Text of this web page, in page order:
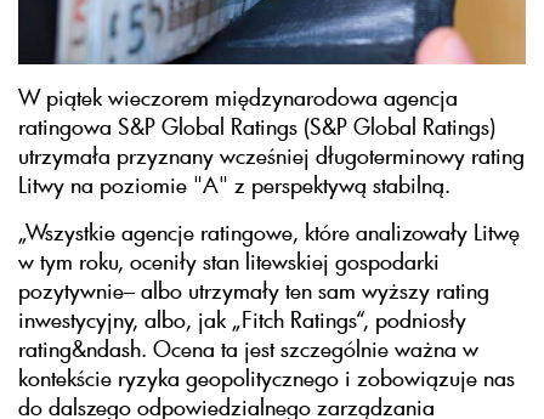
W piątek wieczorem międzynarodowa agencja
ratingowa S&P Global Ratings (S&P Global Ratings)
utrzymała przyznany wcześniej długoterminowy rating
Litwy na poziomie "A" z perspektywą stabilną.
„Wszystkie agencje ratingowe, które analizowały Litwę
w tym roku, oceniły stan litewskiej gospodarki
pozytywnie– albo utrzymały ten sam wyższy rating
inwestycyjny, albo, jak „Fitch Ratings“, podniosły
rating&ndash. Ocena ta jest szczególnie ważna w
kontekście ryzyka geopolitycznego i zobowiązuje nas
do dalszego odpowiedzialnego zarządzania